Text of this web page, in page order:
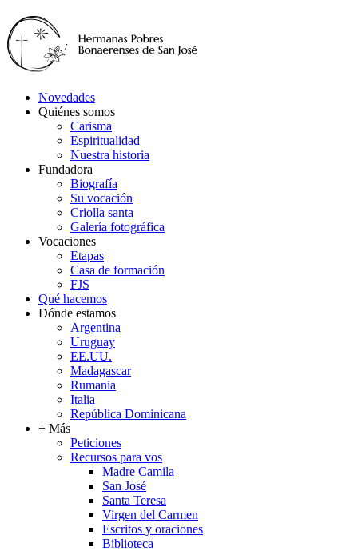
Novedades
Quiénes somos
Carisma
Espiritualidad
Nuestra historia
Fundadora
Biografía
Su vocación
Criolla santa
Galería fotográfica
Vocaciones
Etapas
Casa de formación
FJS
Qué hacemos
Dónde estamos
Argentina
Uruguay
EE.UU.
Madagascar
Rumania
Italia
República Dominicana
+ Más
Peticiones
Recursos para vos
Madre Camila
San José
Santa Teresa
Virgen del Carmen
Escritos y oraciones
Biblioteca